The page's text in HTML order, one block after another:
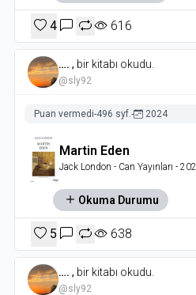
4 616
…. , bir kitabı okudu.
@sly92
Puan vermedi-496 syf.- 2024
Martin Eden
Jack London - Can Yayınları -
Okuma Durumu
5 638
…. , bir kitabı okudu.
@sly92